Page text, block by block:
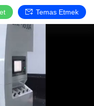
Temas Etmek